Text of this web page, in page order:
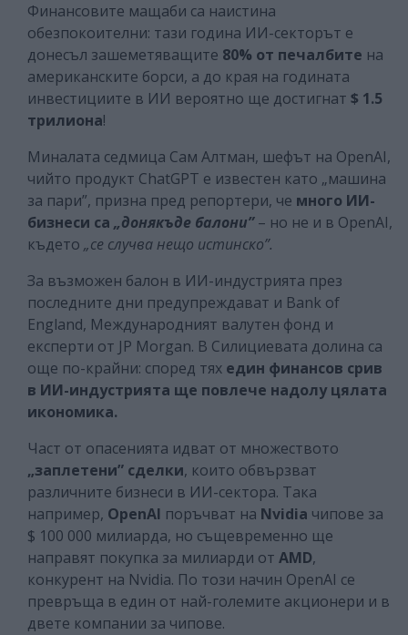
Финансовите мащаби са наистина
обезпокоителни: тази година ИИ-секторът е
донесъл зашеметяващите 80% от печалбите на
американските борси, а до края на годината
инвестициите в ИИ вероятно ще достигнат $ 1.5
трилиона!
Миналата седмица Сам Алтман, шефът на OpenAI,
чийто продукт ChatGPT е известен като „машина
за пари”, призна пред репортери, че много ИИ-
бизнеси са „донякъде балони”– но не и в OpenAI,
където „се случва нещо истинско”.
За възможен балон в ИИ-индустрията през
последните дни предупреждават и Bank of
England, Международният валутен фонд и
експерти от JP Morgan. В Силициевата долина са
още по-крайни: според тях един финансов срив
в ИИ-индустрията ще повлече надолу цялата
икономика.
Част от опасенията идват от множеството
„заплетени” сделки, които обвързват
различните бизнеси в ИИ-сектора. Така
например, OpenAI поръчват на Nvidia чипове за
$ 100 000 милиарда, но същевременно ще
направят покупка за милиарди от AMD,
конкурент на Nvidia. По този начин OpenAI се
превръща в един от най-големите акционери и в
двете компании за чипове.